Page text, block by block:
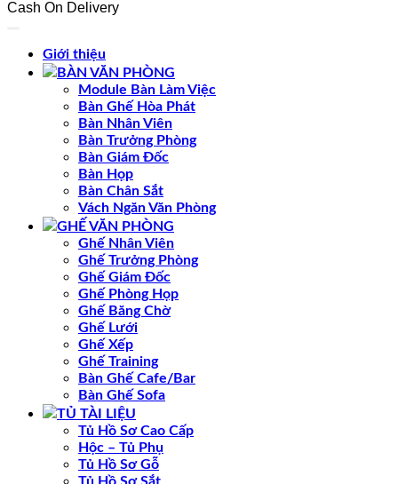
Cash On Delivery
Giới thiệu
BÀN VĂN PHÒNG
Module Bàn Làm Việc
Bàn Ghế Hòa Phát
Bàn Nhân Viên
Bàn Trưởng Phòng
Bàn Giám Đốc
Bàn Họp
Bàn Chân Sắt
Vách Ngăn Văn Phòng
GHẾ VĂN PHÒNG
Ghế Nhân Viên
Ghế Trưởng Phòng
Ghế Giám Đốc
Ghế Phòng Họp
Ghế Băng Chờ
Ghế Lưới
Ghế Xếp
Ghế Training
Bàn Ghế Cafe/Bar
Bàn Ghế Sofa
TỦ TÀI LIỆU
Tủ Hồ Sơ Cao Cấp
Hộc – Tủ Phụ
Tủ Hồ Sơ Gỗ